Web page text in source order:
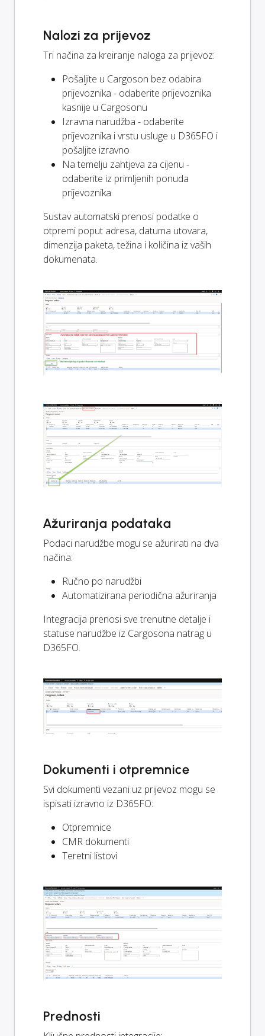
Nalozi za prijevoz
Tri načina za kreiranje naloga za prijevoz:
Pošaljite u Cargoson bez odabira
prijevoznika - odaberite prijevoznika
kasnije u Cargosonu
Izravna narudžba - odaberite
prijevoznika i vrstu usluge u D365FO i
pošaljite izravno
Na temelju zahtjeva za cijenu -
odaberite iz primljenih ponuda
prijevoznika
Sustav automatski prenosi podatke o
otpremi poput adresa, datuma utovara,
dimenzija paketa, težina i količina iz vaših
dokumenata.
Ažuriranja podataka
Podaci narudžbe mogu se ažurirati na dva
načina:
Ručno po narudžbi
Automatizirana periodična ažuriranja
Integracija prenosi sve trenutne detalje i
statuse narudžbe iz Cargosona natrag u
D365FO.
Dokumenti i otpremnice
Svi dokumenti vezani uz prijevoz mogu se
ispisati izravno iz D365FO:
Otpremnice
CMR dokumenti
Teretni listovi
Prednosti